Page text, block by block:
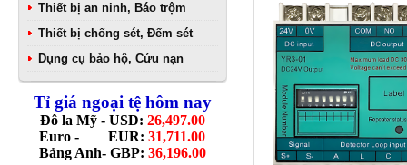
Thiết bị an ninh, Báo trộm
Thiết bị chống sét, Đếm sét
Dụng cụ bảo hộ, Cứu nạn
Tỉ giá ngoại tệ hôm nay
Đô la Mỹ - USD: 26,497.00
Euro - EUR: 31,711.00
Bảng Anh- GBP: 36,196.00